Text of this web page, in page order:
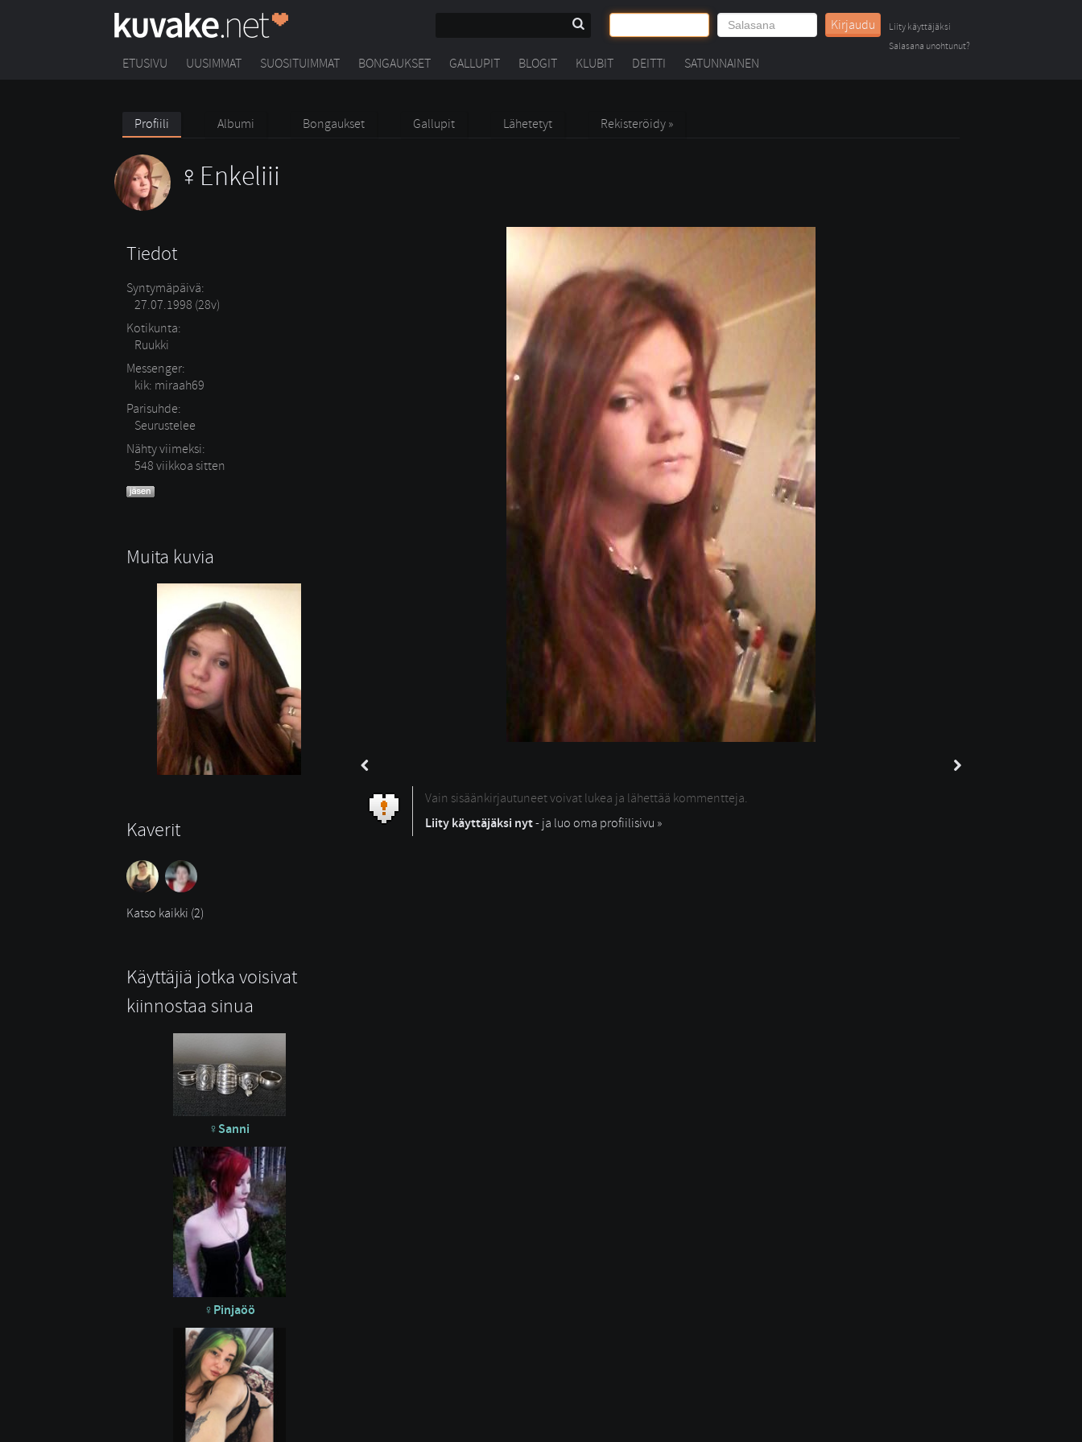
Kirjaudu
Liity käyttäjäksi
Salasana unohtunut?
ETUSIVU UUSIMMAT SUOSITUIMMAT BONGAUKSET GALLUPIT BLOGIT KLUBIT DEITTI SATUNNAINEN
Profiili Albumi Bongaukset Gallupit Lähetetyt Rekisteröidy »
Enkeliii
Tiedot
Syntymäpäivä:
27.07.1998 (28v)
Kotikunta:
Ruukki
Messenger:
kik: miraah69
Parisuhde:
Seurustelee
Nähty viimeksi:
548 viikkoa sitten
Muita kuvia
Kaverit
Katso kaikki (2)
Käyttäjiä jotka voisivat
kiinnostaa sinua
Sanni
Pinjaöö
Vain sisäänkirjautuneet voivat lukea ja lähettää kommentteja.
Liity käyttäjäksi nyt- ja luo oma profiilisivu »